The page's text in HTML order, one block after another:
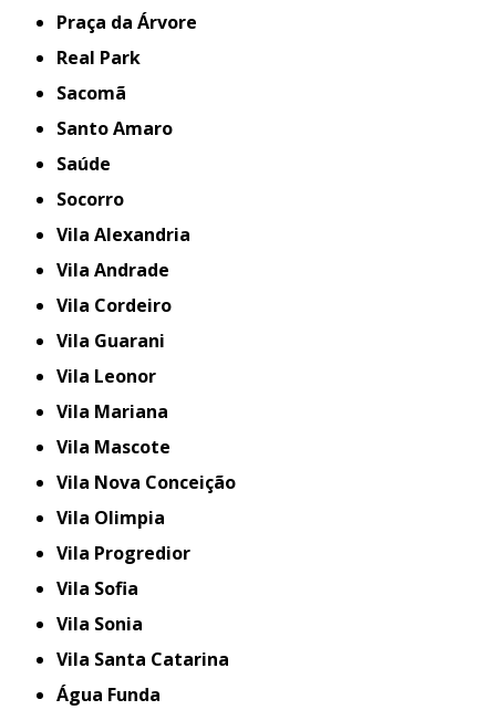
Praça da Árvore
Real Park
Sacomã
Santo Amaro
Saúde
Socorro
Vila Alexandria
Vila Andrade
Vila Cordeiro
Vila Guarani
Vila Leonor
Vila Mariana
Vila Mascote
Vila Nova Conceição
Vila Olimpia
Vila Progredior
Vila Sofia
Vila Sonia
Vila Santa Catarina
Água Funda